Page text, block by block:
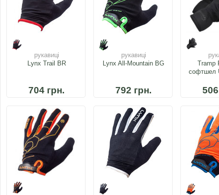
рукавиці
Lynx Trail BR
704 грн.
рукавиці
Lynx All-Mountain BG
792 грн.
Tramp
софтшел